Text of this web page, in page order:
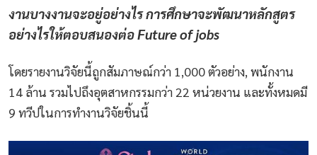
งานบางงานจะอยู่อย่างไร การศึกษาจะพัฒนาหลักสูตร
อย่างไรให้ตอบสนองต่อ Future of jobs
โดยรายงานวิจัยนี้ถูกสัมภาษณ์กว่า 1,000 ตัวอย่าง, พนักงาน
14 ล้าน รวมไปถึงอุตสาหกรรมกว่า 22 หน่วยงาน และทั้งหมดมี
9 ทวีปในการทำงานวิจัยชิ้นนี้